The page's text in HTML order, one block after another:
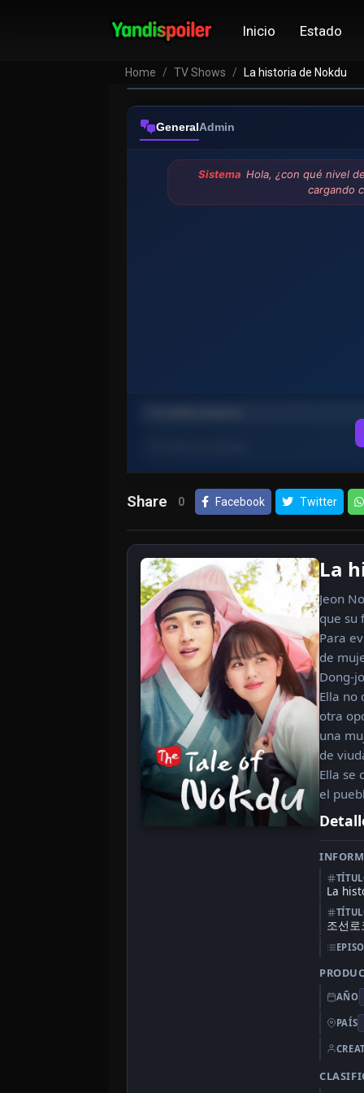
Inicio Estado
Home TV Shows La historia de Nokdu
La historia de
GeneralAdmin
Sistema Hola, ¿con qué nivel
cargando
Share 0 Facebook Twitter
La
Jeon
que su
Para
de
Dong-
Ella no
otra
una
de
Ella se
el
La
조선로
AÑO
PAÍS